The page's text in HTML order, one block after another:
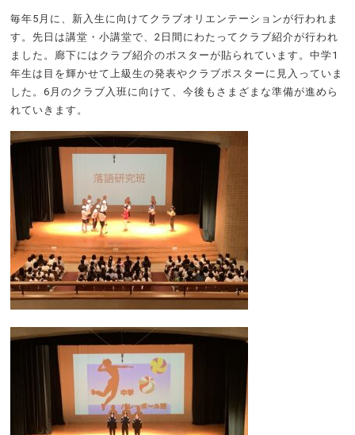
毎年5月に、新入生に向けてクラブオリエンテーションが行われま
す。先日は講堂・小講堂で、2日間にわたってクラブ紹介が行われ
ました。廊下にはクラブ紹介のポスターが貼られています。中学1
年生は目を輝かせて上級生の発表やクラブポスターに見入っていま
した。6月のクラブ入班に向けて、今後もさまざまな準備が進めら
れていきます。